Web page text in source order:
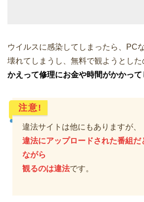
ウイルスに感染してしまったら、PC
壊れてしまうし、無料で観ようとした
かえって修理にお金や時間がかかっ
注意!
違法サイトは他にもありますが、
違法にアップロードされた番組だ
ながら
観るのは違法です。